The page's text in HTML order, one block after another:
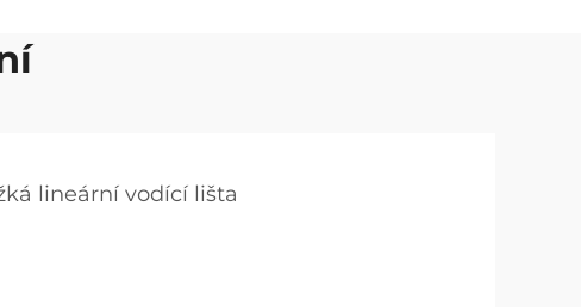
lineární vodící lišta